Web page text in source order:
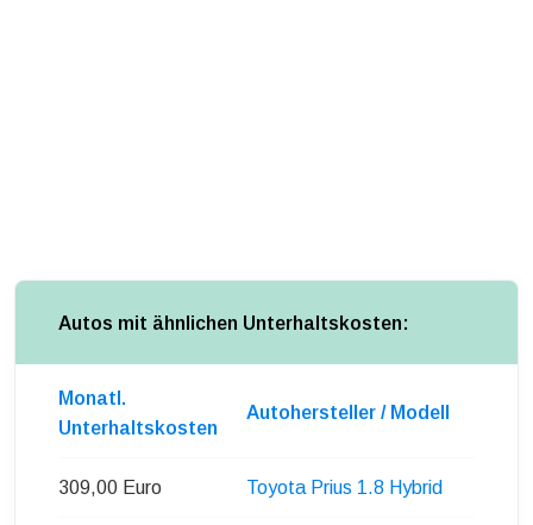
Autos mit ähnlichen Unterhaltskosten:
Monatl.
Unterhaltskosten
Autohersteller / Modell
309,00 Euro Toyota Prius 1.8 Hybrid